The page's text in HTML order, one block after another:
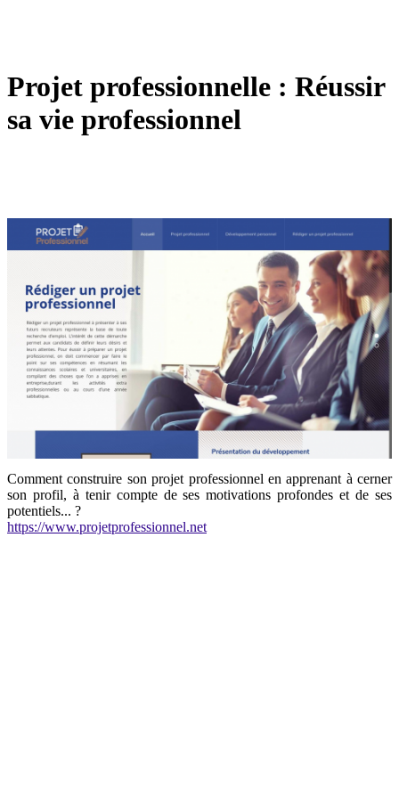
Projet professionnelle : Réussir
sa vie professionnel
Comment construire son projet professionnel en apprenant à cerner
son profil, à tenir compte de ses motivations profondes et de ses
potentiels... ?
https://www.projetprofessionnel.net